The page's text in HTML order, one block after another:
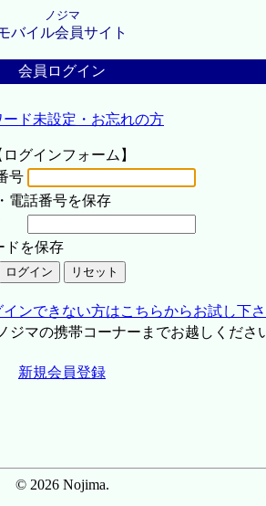
ノジマ
バイル会員サイト
会員ログイン
ード未設定・お忘れの方
ログインフォーム】
号
電話番号を保存
ドを保存
ンできない方はこちらからお試し下
マの携帯コーナーまでお越しくださ
新規会員登録
© 2026 Nojima.